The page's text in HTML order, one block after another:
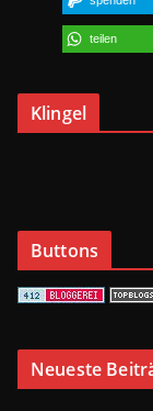
teilen
Klingel
Buttons
Neueste